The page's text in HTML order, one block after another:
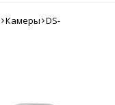
Камеры DS-